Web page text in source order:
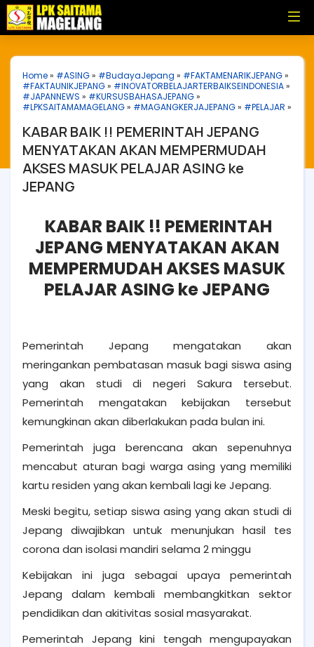
Home» #ASING» #BudayaJepang » #FAKTAMENARIKJEPANG»
#FAKTAUNIKJEPANG» #INOVATORBELAJARTERBAIKSEINDONESIA»
#JAPANNEWS » #KURSUSBAHASAJEPANG»
#LPKSAITAMAMAGELANG» #MAGANGKERJAJEPANG» #PELAJAR »
KABAR BAIK !! PEMERINTAH JEPANG
MENYATAKAN AKAN MEMPERMUDAH
AKSES MASUK PELAJAR ASING ke
JEPANG
KABAR BAIK !! PEMERINTAH
JEPANG MENYATAKAN AKAN
MEMPERMUDAH AKSES MASUK
PELAJAR ASING ke JEPANG
Pemerintah Jepang mengatakan akan
meringankan pembatasan masuk bagi siswa asing
yang akan studi di negeri Sakura tersebut.
Pemerintah mengatakan kebijakan tersebut
kemungkinan akan diberlakukan pada bulan ini. ⁣
Pemerintah juga berencana akan sepenuhnya
mencabut aturan bagi warga asing yang memiliki
kartu residen yang akan kembali lagi ke Jepang. ⁣
Meski begitu, setiap siswa asing yang akan studi di
Jepang diwajibkan untuk menunjukan hasil tes
corona dan isolasi mandiri selama 2 minggu ⁣
Kebijakan ini juga sebagai upaya pemerintah
Jepang dalam kembali membangkitkan sektor
pendidikan dan akitivitas sosial masyarakat. ⁣
Pemerintah Jepang kini tengah mengupayakan